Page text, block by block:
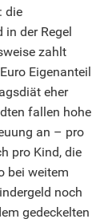
die
in der Regel
zahlt
Eigenanteil
eher
fallen hohe
an – pro
pro Kind, die
bei weitem
noch
gedeckelten